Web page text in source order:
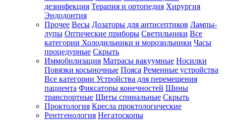
дезинфекция Терапия и ортопедия Хирургия
Эндодонтия
Прочее Весы Дозаторы для антисептиков Лампы-
лупы Оптические приборы Светильники Все
категории Холодильники и морозильники Часы
процедурные Скрыть
Иммобилизация Матрасы вакуумные Носилки
Повязки косыночные Пояса Ременные устройства
Все категории Устройства для перемещения
пациента Фиксаторы конечностей Шины
транспортные Щиты спинальные Скрыть
Проктология Кресла проктологические
Рентгенология Негатоскопы